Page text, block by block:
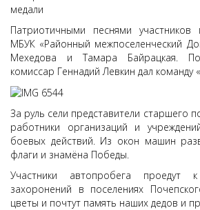
медали
Патриотичными песнями участников
МБУК «Районный межпоселенческий
Мехедова и Тамара Байрацкая.
комиссар Геннадий Левкин дал
За руль сели представители старшего
работники организаций и
боевых действий. Из окон машин
флаги и знамёна Победы.
Участники автопробега проедут
захоронений в поселениях
цветы и почтут память наших дедов и